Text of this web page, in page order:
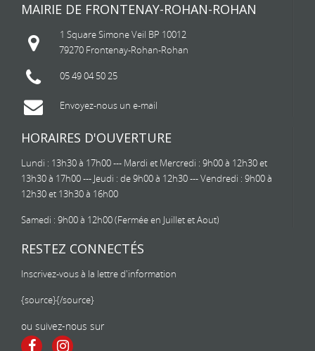
MAIRIE DE FRONTENAY-ROHAN-ROHAN
1 Square Simone Veil BP 10012
79270 Frontenay-Rohan-Rohan
05 49 04 50 25
Envoyez-nous un e-mail
HORAIRES D'OUVERTURE
Lundi : 13h30 à 17h00 --- Mardi et Mercredi : 9h00 à 12h30 et
13h30 à 17h00 --- Jeudi : de 9h00 à 12h30 --- Vendredi : 9h00 à
12h30 et 13h30 à 16h00
Samedi : 9h00 à 12h00 (Fermée en Juillet et Aout)
RESTEZ CONNECTÉS
Inscrivez-vous à la lettre d'information
{source}{/source}
ou suivez-nous sur